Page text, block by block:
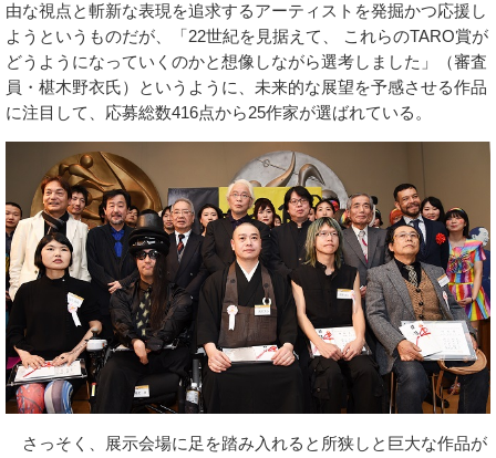
由な視点と斬新な表現を追求するアーティストを発掘かつ応援し
ようというものだが、「22世紀を見据えて、 これらのTARO賞が
どうようになっていくのかと想像しながら選考しました」（審査
員・椹木野衣氏）というように、未来的な展望を予感させる作品
に注目して、応募総数416点から25作家が選ばれている。
さっそく、展示会場に足を踏み入れると所狭しと巨大な作品が